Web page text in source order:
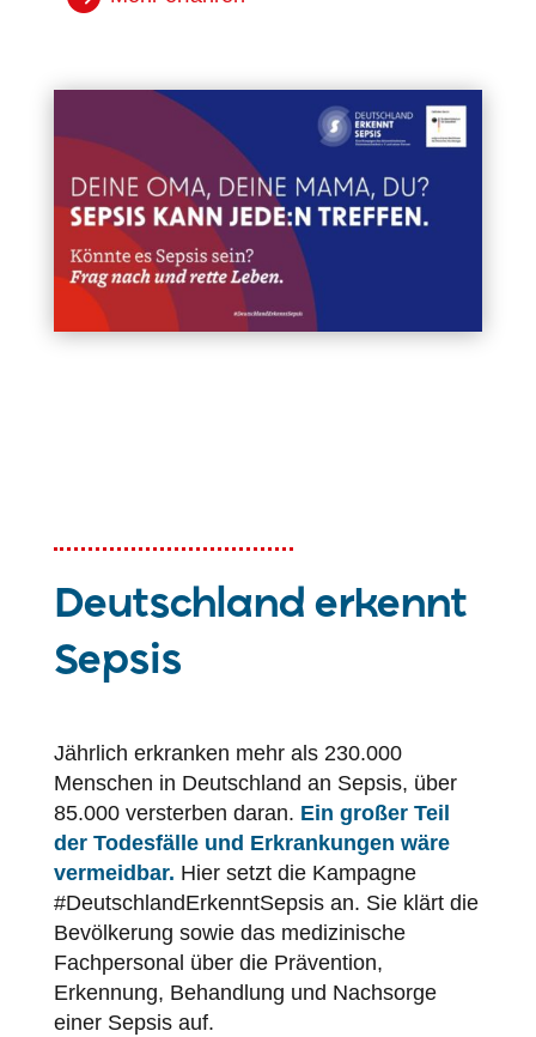
Deutschland erkennt
Sepsis
Jährlich erkranken mehr als 230.000
Menschen in Deutschland an Sepsis, über
85.000 versterben daran. Ein großer Teil
der Todesfälle und Erkrankungen wäre
vermeidbar. Hier setzt die Kampagne
#DeutschlandErkenntSepsis an. Sie klärt die
Bevölkerung sowie das medizinische
Fachpersonal über die Prävention,
Erkennung, Behandlung und Nachsorge
einer Sepsis auf.